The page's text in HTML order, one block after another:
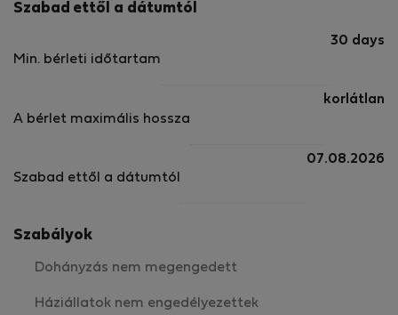
Szabad ettől a dátumtól
Min. bérleti időtartam
30 days
A bérlet maximális hossza
korlátlan
Szabad ettől a dátumtól
07.08.2026
Szabályok
Dohányzás nem megengedett
Háziállatok nem engedélyezettek